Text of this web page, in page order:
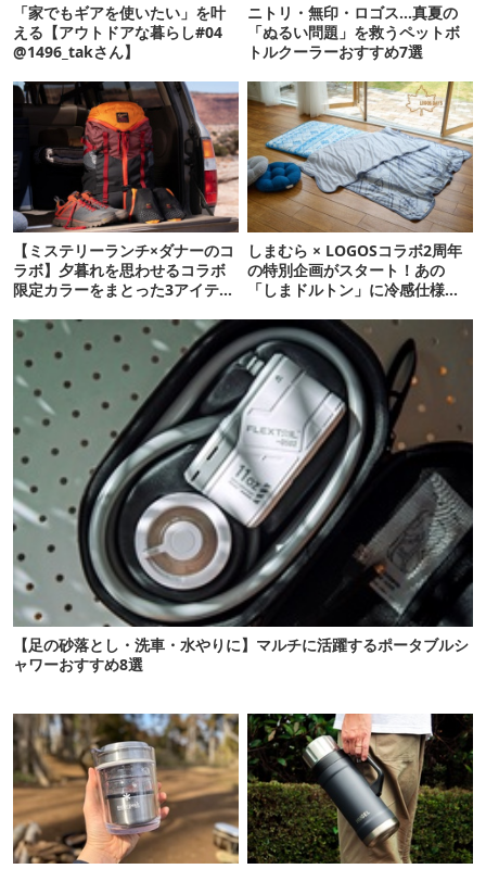
「家でもギアを使いたい」を叶
える【アウトドアな暮らし#04
@1496_takさん】
ニトリ・無印・ロゴス…真夏の
「ぬるい問題」を救うペットボ
トルクーラーおすすめ7選
【ミステリーランチ×ダナーのコ
ラボ】夕暮れを思わせるコラボ
限定カラーをまとった3アイテム
しまむら × LOGOSコラボ2周年
の特別企画がスタート！あの
「しまドルトン」に冷感仕様の
【足の砂落とし・洗車・水やりに】マルチに活躍するポータブルシ
ャワーおすすめ8選